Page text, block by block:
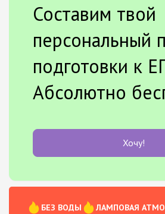
Составим твой
персональный
подготовки к
Абсолютно
Хочу!
БЕЗ ВОДЫ
ЛАМПОВАЯ